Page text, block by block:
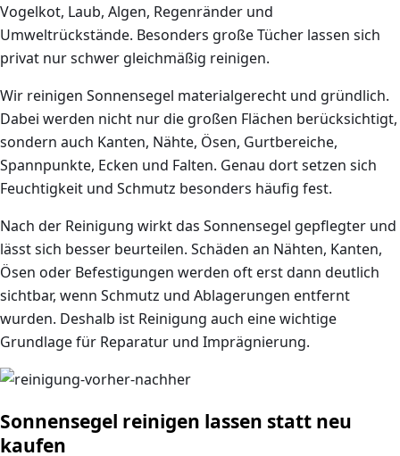
Vogelkot, Laub, Algen, Regenränder und
Umweltrückstände. Besonders große Tücher lassen sich
privat nur schwer gleichmäßig reinigen.
Wir reinigen Sonnensegel materialgerecht und gründlich.
Dabei werden nicht nur die großen Flächen berücksichtigt,
sondern auch Kanten, Nähte, Ösen, Gurtbereiche,
Spannpunkte, Ecken und Falten. Genau dort setzen sich
Feuchtigkeit und Schmutz besonders häufig fest.
Nach der Reinigung wirkt das Sonnensegel gepflegter und
lässt sich besser beurteilen. Schäden an Nähten, Kanten,
Ösen oder Befestigungen werden oft erst dann deutlich
sichtbar, wenn Schmutz und Ablagerungen entfernt
wurden. Deshalb ist Reinigung auch eine wichtige
Grundlage für Reparatur und Imprägnierung.
Sonnensegel reinigen lassen statt neu
kaufen